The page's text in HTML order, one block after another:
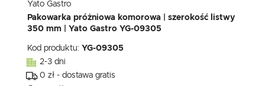
Yato Gastro
Pakowarka próżniowa komorowa | szerokość listwy
350 mm | Yato Gastro YG-09305
Kod produktu: YG-09305
2-3 dni
0 zł - dostawa gratis